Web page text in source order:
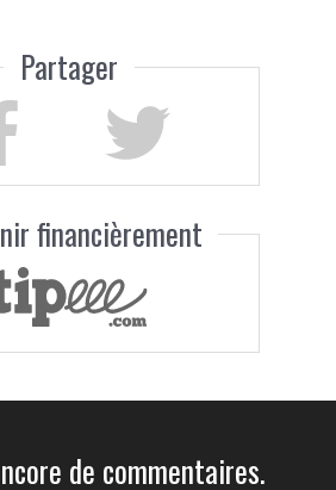
Partager
financièrement
de commentaires.